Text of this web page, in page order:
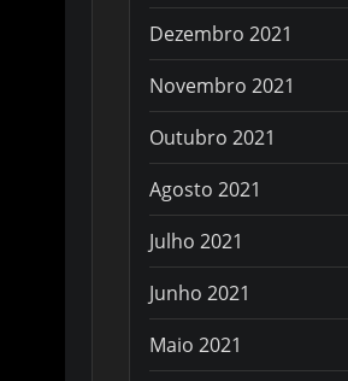
Dezembro 2021
Novembro 2021
Outubro 2021
Agosto 2021
Julho 2021
Junho 2021
Maio 2021